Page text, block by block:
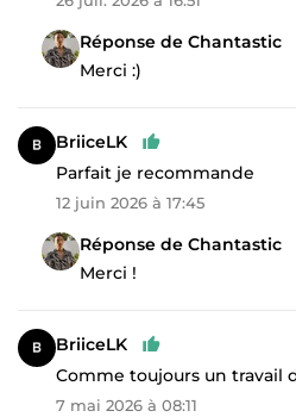
Réponse de Chantastic
Merci :)
BriiceLK
Parfait je recommande
12 juin 2026 à 17:45
Réponse de Chantastic
Merci !
BriiceLK
Comme toujours un travail
7 mai 2026 à 08:11